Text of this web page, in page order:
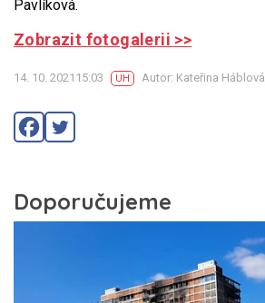
Pavlíková.
Zobrazit fotogalerii >>
14. 10. 202115:03 UH Autor: Kateřina Háblová